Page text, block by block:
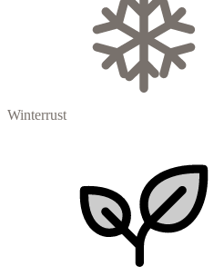
Winterrust